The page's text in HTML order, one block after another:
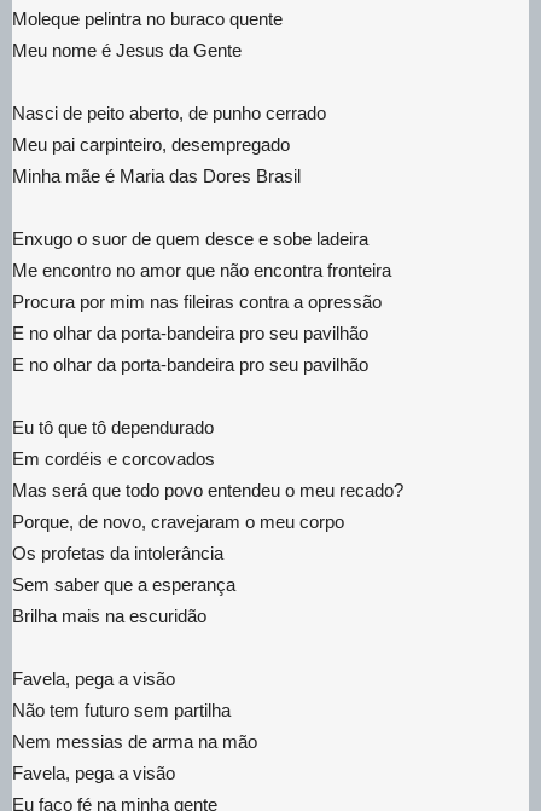
Moleque pelintra no buraco quente
Meu nome é Jesus da Gente
Nasci de peito aberto, de punho cerrado
Meu pai carpinteiro, desempregado
Minha mãe é Maria das Dores Brasil
Enxugo o suor de quem desce e sobe ladeira
Me encontro no amor que não encontra fronteira
Procura por mim nas fileiras contra a opressão
E no olhar da porta-bandeira pro seu pavilhão
E no olhar da porta-bandeira pro seu pavilhão
Eu tô que tô dependurado
Em cordéis e corcovados
Mas será que todo povo entendeu o meu recado?
Porque, de novo, cravejaram o meu corpo
Os profetas da intolerância
Sem saber que a esperança
Brilha mais na escuridão
Favela, pega a visão
Não tem futuro sem partilha
Nem messias de arma na mão
Favela, pega a visão
Eu faço fé na minha gente